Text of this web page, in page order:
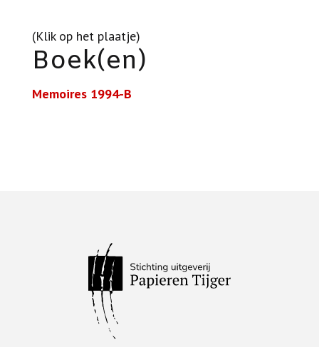
(Klik op het plaatje)
Boek(en)
Memoires 1994-B